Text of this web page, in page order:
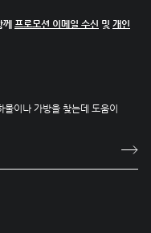
께 프로모션 이메일 수신 및 개인
이나 가방을 찾는데 도움이